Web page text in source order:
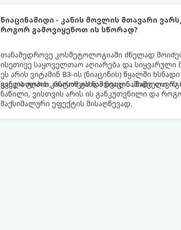
ნიაცინამიდი - კანის მოვლის მთავარი
როგორ გამოვიყენოთ ის სწორად?
თანამედროვე კოსმეტოლოგიაში ძნელად
ისეთივე საყოველთაო აღიარება და სიყვარული
ეს არის ვიტამინ B3-ის (ნიაცინის) წყალში
ყველა ტიპის კანისთვის ნამდვილი „მაშველი
განვიხილოთ, რატომ გახდა ნიაცინამიდი
ნაწილი, ვისთვის არის ის განკუთვნილი და
მაქსიმალური ეფექტის მისაღწევად.